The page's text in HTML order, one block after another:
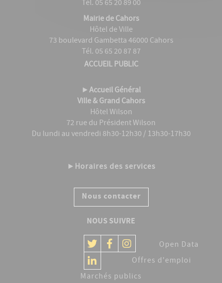
Tél. 05 65 20 89 00
Mairie de Cahors
Hôtel de Ville
73 boulevard Gambetta 46000 Cahors
Tél. 05 65 20 87 87
ACCUEIL PUBLIC
►Accueil Général
Ville & Grand Cahors
Hôtel Wilson
72 rue du Président Wilson
Du lundi au vendredi 8h30-12h30 / 13h30-17h30
► Horaires des services
Nous contacter
NOUS SUIVRE
Open Data
Offres d'emploi
Marchés publics